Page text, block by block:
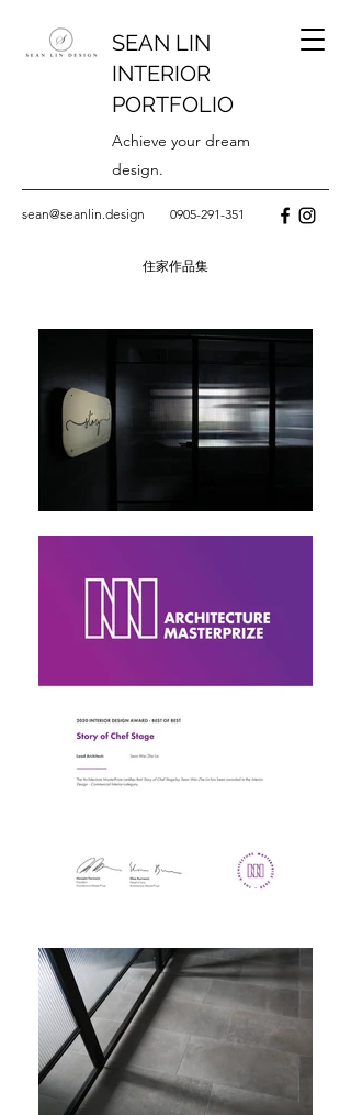
SEAN LIN
INTERIOR
PORTFOLIO
Achieve your dream
design.
sean@seanlin.design 0905-291-351
住家作品集